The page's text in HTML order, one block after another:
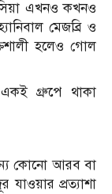
এখনও কখনও
মেজব্রি ও
হলেও গোল
একই গ্রুপে থাকা
কোনো আরব বা
প্রত্যাশা